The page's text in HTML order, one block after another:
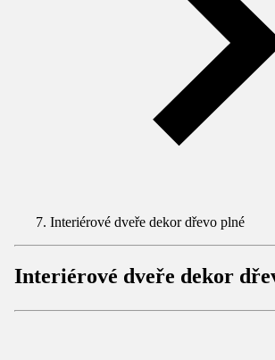
Interiérové dveře dekor dřevo plné
Interiérové dveře dekor